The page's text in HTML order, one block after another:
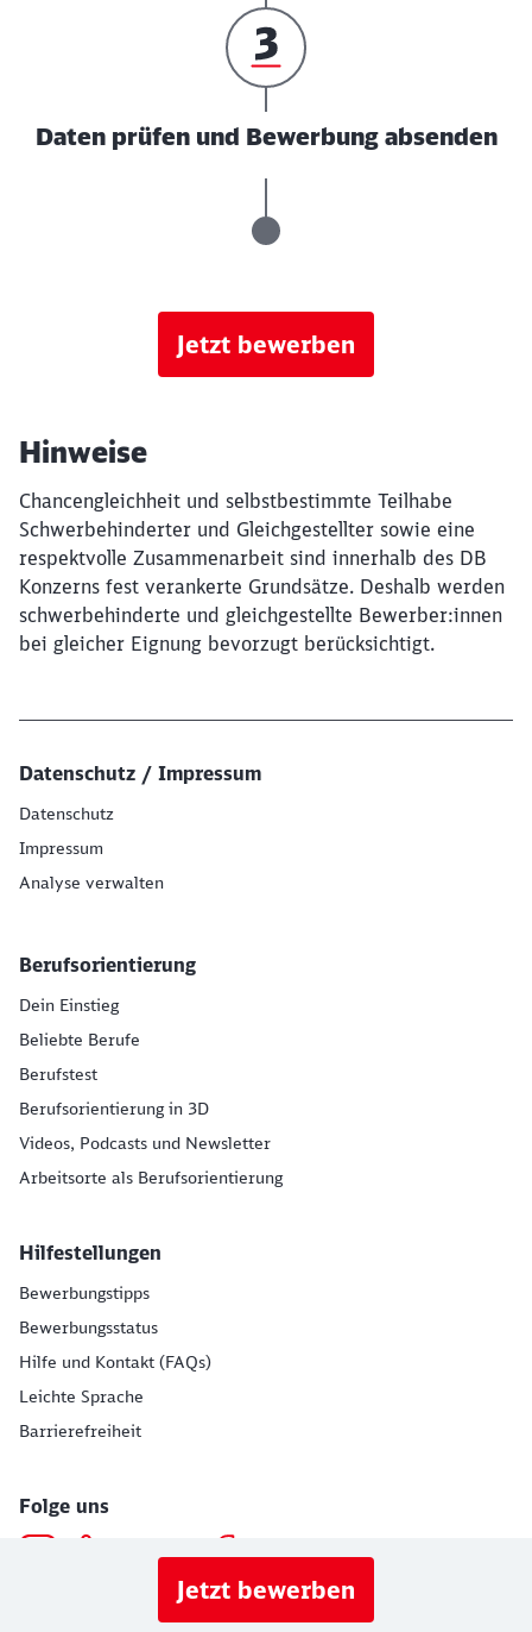
Daten prüfen und Bewerbung absenden
Jetzt bewerben
Hinweise
Chancengleichheit und selbstbestimmte Teilhabe
Schwerbehinderter und Gleichgestellter sowie eine
respektvolle Zusammenarbeit sind innerhalb des DB
Konzerns fest verankerte Grundsätze. Deshalb werden
schwerbehinderte und gleichgestellte Bewerber:innen
bei gleicher Eignung bevorzugt berücksichtigt.
Jetzt bewerben
Datenschutz / Impressum
Datenschutz
Impressum
Analyse verwalten
Berufsorientierung
Dein Einstieg
Beliebte Berufe
Berufstest
Berufsorientierung in 3D
Videos, Podcasts und Newsletter
Arbeitsorte als Berufsorientierung
Hilfestellungen
Bewerbungstipps
Bewerbungsstatus
Hilfe und Kontakt (FAQs)
Leichte Sprache
Barrierefreiheit
Folge uns